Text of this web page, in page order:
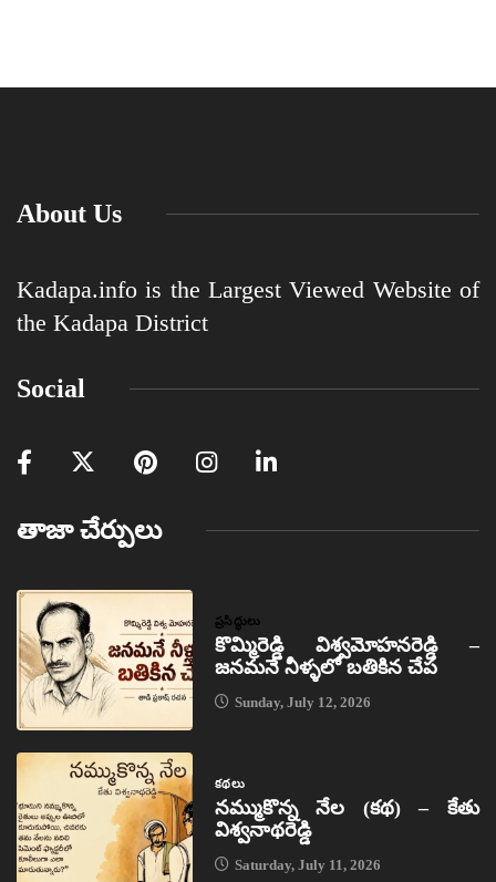
About Us
Kadapa.info is the Largest Viewed Website of
the Kadapa District
Social
తాజా చేర్పులు
ప్రసిద్ధులు
కొమ్మిరెడ్డి విశ్వమోహనరెడ్డి –
జనమనే నీళ్ళలో బతికిన చేప
Sunday, July 12, 2026
కథలు
నమ్ముకొన్న నేల (కథ) – కేతు
విశ్వనాథరెడ్డి
Saturday, July 11, 2026